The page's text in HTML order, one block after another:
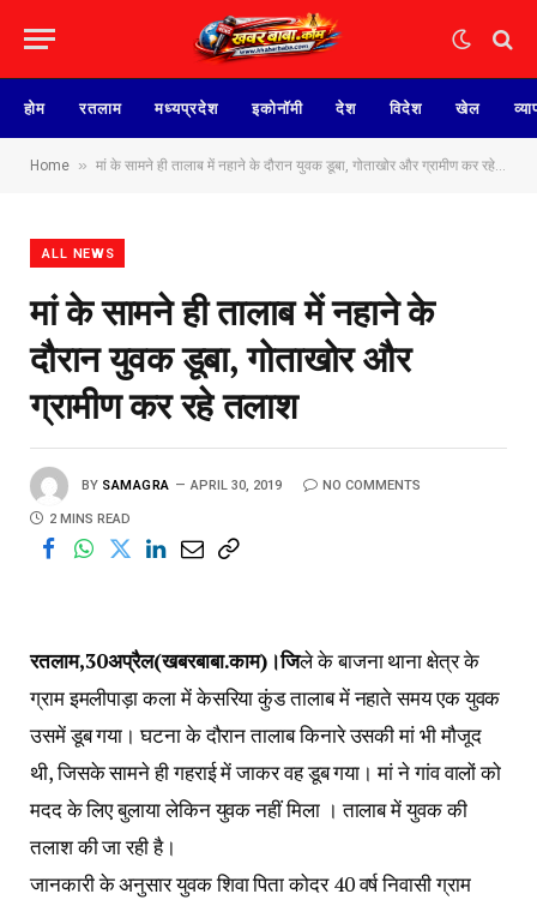
होम रतलाम मध्यप्रदेश इकोनॉमी देश विदेश खेल
Home » मां के सामने ही तालाब में नहाने के दौरान युवक डूबा, गोताखोर और ग्रामीण कर रहे तलाश
ALL NEWS
मां के सामने ही तालाब में नहाने के
दौरान युवक डूबा, गोताखोर और
ग्रामीण कर रहे तलाश
BY SAMAGRA APRIL 30, 2019 NO COMMENTS
2 MINS READ
रतलाम,30अप्रैल(खबरबाबा.काम)।जिले के बाजना थाना क्षेत्र के
ग्राम इमलीपाड़ा कला में केसरिया कुंड तालाब में नहाते समय एक युवक
उसमें डूब गया। घटना के दौरान तालाब किनारे उसकी मां भी मौजूद
थी, जिसके सामने ही गहराई में जाकर वह डूब गया। मां ने गांव वालों को
मदद के लिए बुलाया लेकिन युवक नहीं मिला । तालाब में युवक की
तलाश की जा रही है।
जानकारी के अनुसार युवक शिवा पिता कोदर 40 वर्ष निवासी ग्राम